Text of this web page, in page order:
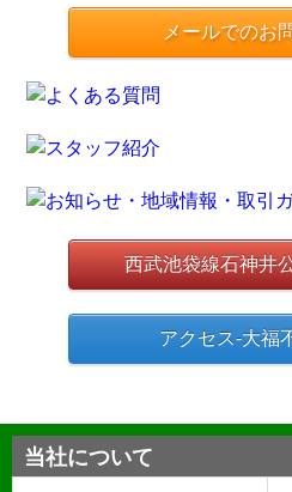
メールでのお
西武池袋線石神井
アクセス-大福
当社について